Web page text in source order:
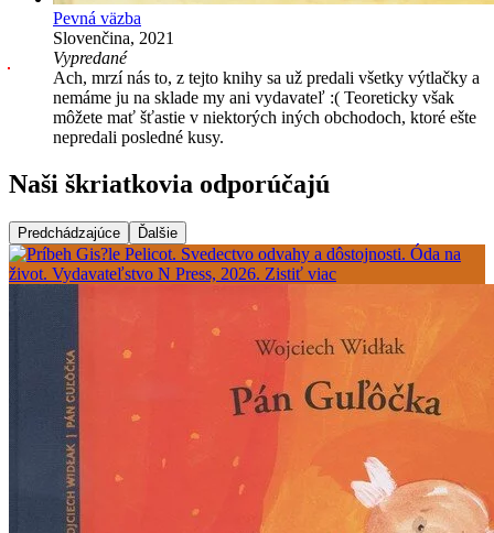
Pevná väzba
Slovenčina, 2021
Vypredané
Ach, mrzí nás to, z tejto knihy sa už predali všetky výtlačky a
nemáme ju na sklade my ani vydavateľ :( Teoreticky však
môžete mať šťastie v niektorých iných obchodoch, ktoré ešte
nepredali posledné kusy.
Naši škriatkovia odporúčajú
Predchádzajúce Ďalšie